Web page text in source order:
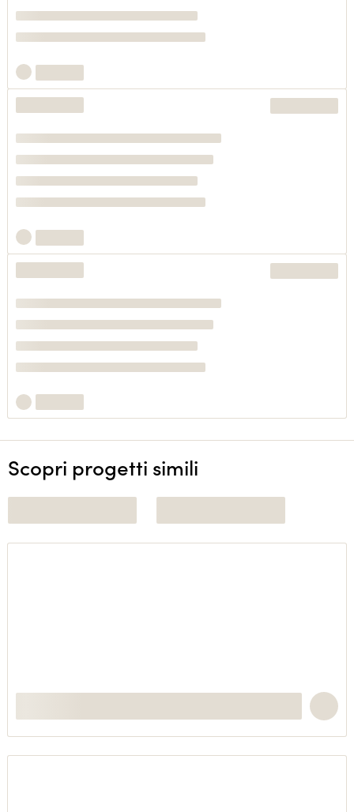
Scopri progetti simili